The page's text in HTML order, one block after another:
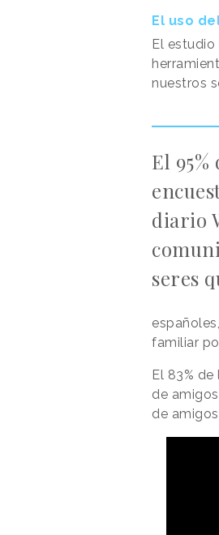
El uso
El
nuestros
El 95%
diario
seres
familiar
El 83%
de
de